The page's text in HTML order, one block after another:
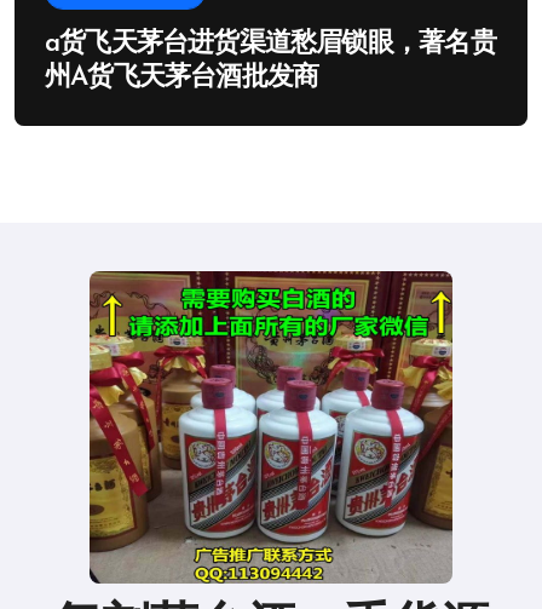
a货飞天茅台进货渠道愁眉锁眼，著名贵
州A货飞天茅台酒批发商